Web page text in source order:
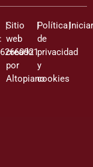
|Sitio
web
creado
por
Altopiano
|Política
de
privacidad
y
cookies